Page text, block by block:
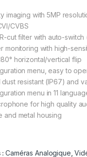
imaging with 5MP
CVBS
cut filter with auto-switch
monitoring with high-
horizontal/vertical flip
menu, easy to
dust resistant (IP67) and
menu in 11
for high quality
and metal housing
:Caméras Analogique ,